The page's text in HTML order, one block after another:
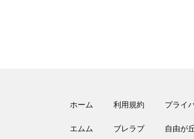
ホーム 利用規約 プライ
エムム ブレラブ 自由が